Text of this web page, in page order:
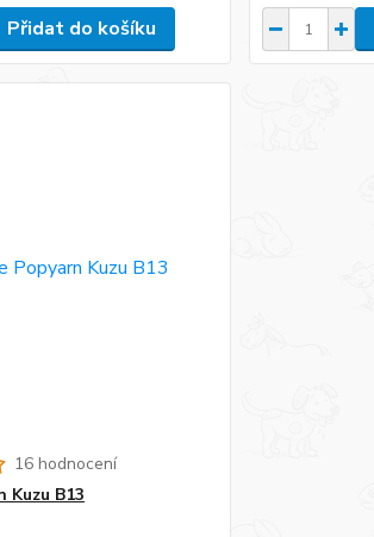
Přidat do košíku
16 hodnocení
Kuzu B13